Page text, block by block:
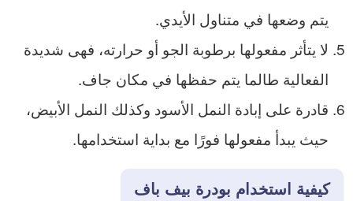
يتم وضعها في متناول الأيدي.
لا يتأثر مفعولها برطوبة الجو أو حرارته، فهى شديدة
الفعالية طالما يتم حفظها في مكان جاف.
قادرة على إبادة النمل الأسود وكذلك النمل الأبيض،
حيث يبدأ مفعولها فورًا مع بداية استخدامها.
كيفية استخدام بودرة بيف باف